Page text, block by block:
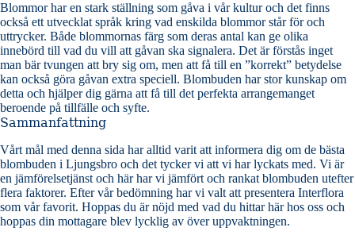
Blommor har en stark ställning som gåva i vår kultur och det finns
också ett utvecklat språk kring vad enskilda blommor står för och
uttrycker. Både blommornas färg som deras antal kan ge olika
innebörd till vad du vill att gåvan ska signalera. Det är förstås inget
man bär tvungen att bry sig om, men att få till en ”korrekt” betydelse
kan också göra gåvan extra speciell. Blombuden har stor kunskap om
detta och hjälper dig gärna att få till det perfekta arrangemanget
beroende på tillfälle och syfte.
Sammanfattning
Vårt mål med denna sida har alltid varit att informera dig om de bästa
blombuden i Ljungsbro och det tycker vi att vi har lyckats med. Vi är
en jämförelsetjänst och här har vi jämfört och rankat blombuden utefter
flera faktorer. Efter vår bedömning har vi valt att presentera Interflora
som vår favorit. Hoppas du är nöjd med vad du hittar här hos oss och
hoppas din mottagare blev lycklig av över uppvaktningen.